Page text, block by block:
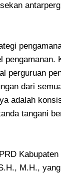
pengamanan.
perguruan
dari
adalah
tangani
Kabupaten
M.H.,